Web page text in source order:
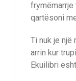
frymëmarrje
qartësoni
Ti nuk je një
arrin kur
Ekuilibri